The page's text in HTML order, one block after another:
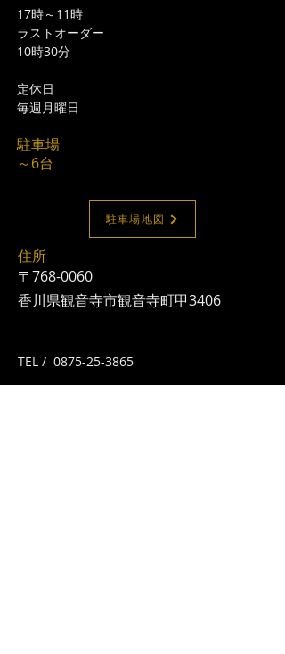
17時～11時
ラストオーダー
10時30分
定休日
​毎週月曜日
駐車場
​～6台
駐車場地図
住所
〒768-0060
香川県観音寺市観音寺町甲3406
​TEL / 0875-25-3865